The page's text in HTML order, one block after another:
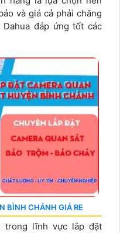
và giá cả phải chăng
đáp ứng tốt các
BÌNH CHÁNH GIÁ RE
trong lĩnh vực lắp đặt